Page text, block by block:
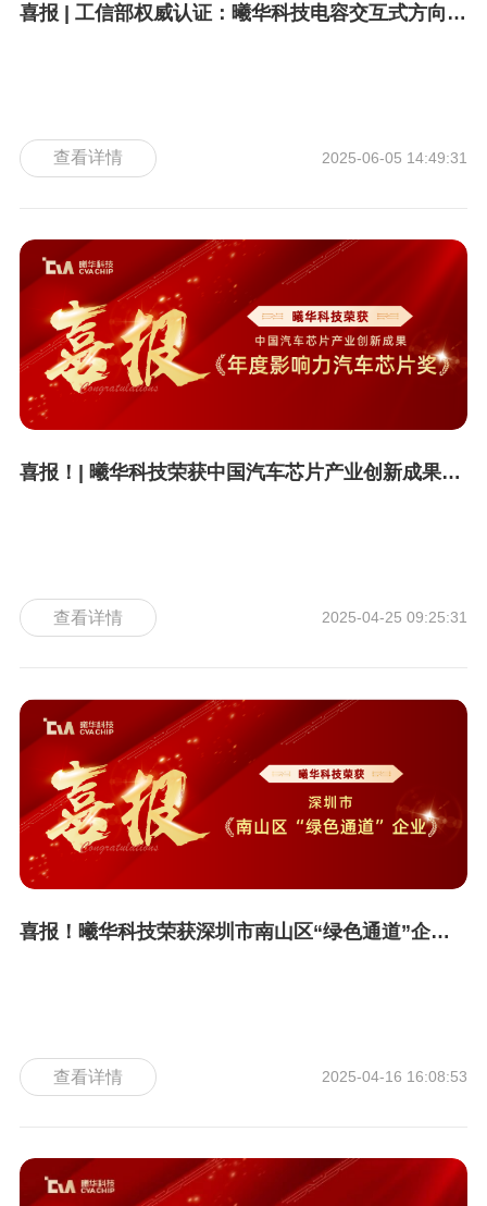
喜报 | 工信部权威认证：曦华科技电容交互式方向盘离手检测方案荣膺 “科学技术成果国内领先” 称号
查看详情 2025-06-05 14:49:31
喜报！| 曦华科技荣获中国汽车芯片产业创新成果年度影响力汽车芯片奖
查看详情 2025-04-25 09:25:31
喜报！曦华科技荣获深圳市南山区“绿色通道”企业荣誉称号
查看详情 2025-04-16 16:08:53